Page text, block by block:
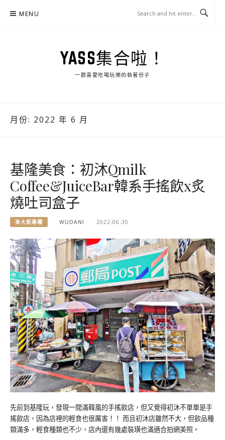
MENU
YASS集合啦！
一群喜愛吃喝玩樂的執著份子
月份: 2022 年 6 月
基隆美食：初沐Qmilk
Coffee&JuiceBar韓系手搖飲x炙
燒吐司盒子
吳大妮專欄 WUDANI 2022-06-30
先前到基隆玩，發現一間滿韓風的手搖飲店，但又覺得初沐不單單是手
搖飲店，因為店裡的輕食也很厲害！！ 而且初沐店雖然不大，但飲品種
類滿多，輕食種類也不少，店內還有幾處裝璜也滿適合拍網美照。